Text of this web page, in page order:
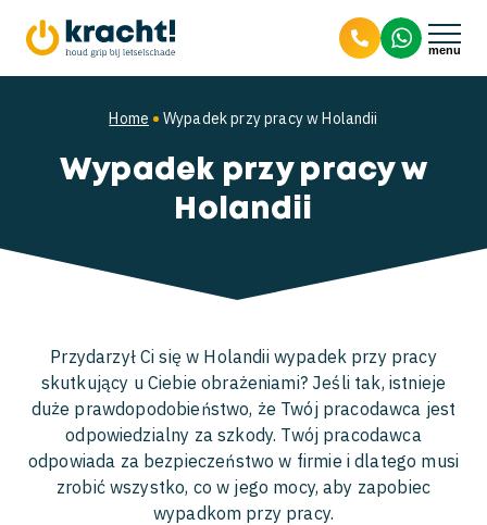
Szkoda osobowa
Wysokość odszkodowania
Pogryzienie przez psa
Wypadek przy pracy
Odszkodowanie powypadkowe
Wypadek na skuterze
Potrącenie dziecka
Wjechano w tył auta
Nationaal Keurmerk Letselschade
Zespół
Home Wypadek przy pracy w Holandii
Wypadek przy pracy w
Holandii
Przydarzył Ci się w Holandii wypadek przy pracy
skutkujący u Ciebie obrażeniami? Jeśli tak, istnieje
duże prawdopodobieństwo, że Twój pracodawca jest
odpowiedzialny za szkody. Twój pracodawca
odpowiada za bezpieczeństwo w firmie i dlatego musi
zrobić wszystko, co w jego mocy, aby zapobiec
wypadkom przy pracy.